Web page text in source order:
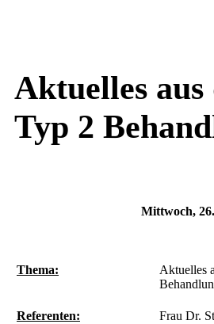
Aktuelles
Typ 2
Mittwoch,
Thema:
Aktuelles
Referenten: Frau Dr.